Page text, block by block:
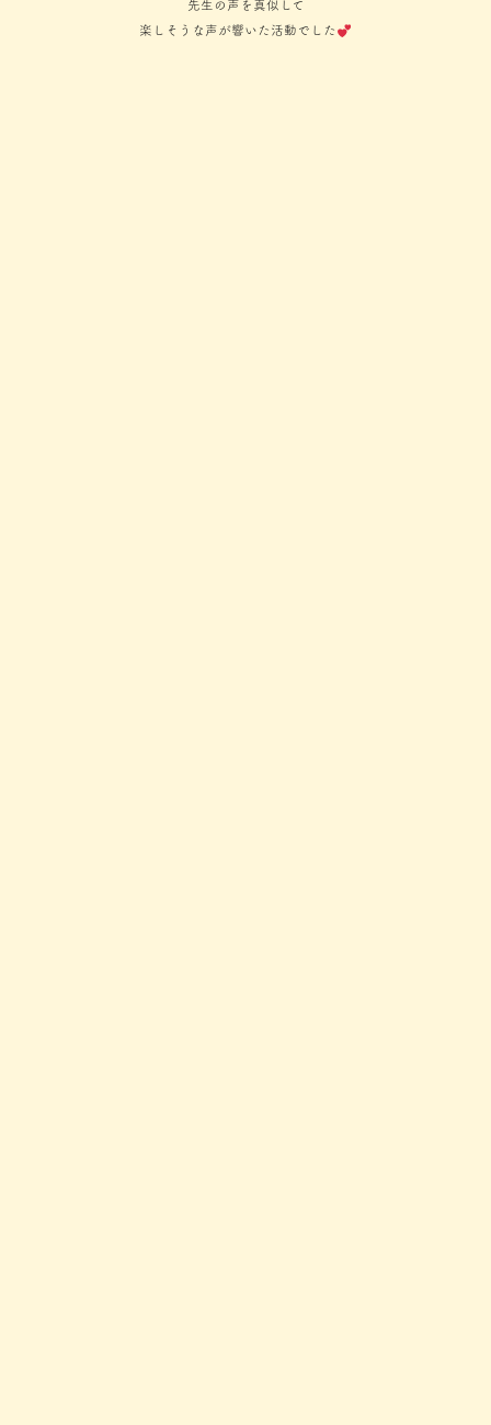
先生の声を真似して
楽しそうな声が響いた活動でした